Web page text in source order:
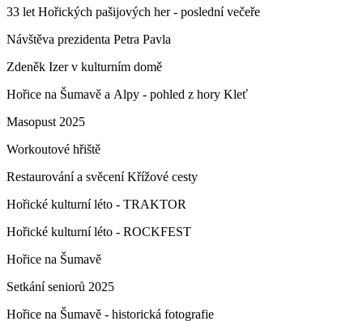
33 let Hořických pašijových her - poslední večeře
Návštěva prezidenta Petra Pavla
Zdeněk Izer v kulturním domě
Hořice na Šumavě a Alpy - pohled z hory Kleť
Masopust 2025
Workoutové hřiště
Restaurování a svěcení Křížové cesty
Hořické kulturní léto - TRAKTOR
Hořické kulturní léto - ROCKFEST
Hořice na Šumavě
Setkání seniorů 2025
Hořice na Šumavě - historická fotografie